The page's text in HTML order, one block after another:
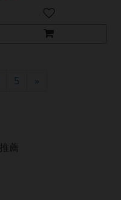
5 »